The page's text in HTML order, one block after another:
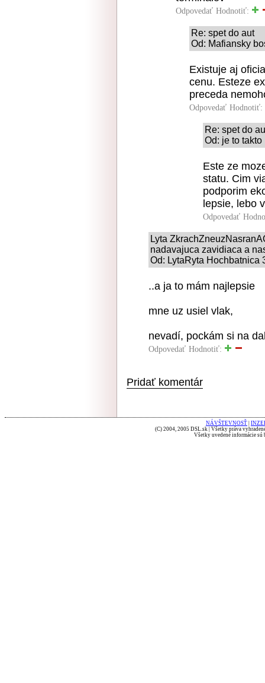
Odpovedať Hodnotiť:
Re: spet do aut
Od: Mafiansky
Existuje aj
cenu. Esteze
preceda
Odpovedať Hodnotiť:
Re: spet do
Od: je to
Este ze
statu. Cim
podporim
lepsie, lebo
Odpovedať
Lyta
nadavajuca zavidiaca a
Od: LytaRyta Hochbatnica
..a ja to mám najlepsie
mne uz usiel vlak,
nevadí, pockám si na
Odpovedať Hodnotiť:
Pridať komentár
NÁVŠTEVNOSŤ
(C) 2004, 2005 DSL.sk | Všetky práva
Všetky uvedené informácie sú